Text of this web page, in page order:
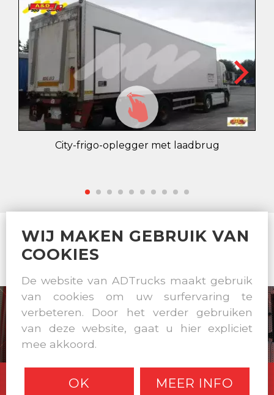
WIJ MAKEN GEBRUIK VAN
COOKIES
De website van ADTrucks maakt gebruik
van cookies om uw surfervaring te
verbeteren. Door het verder gebruiken
van deze website, gaat u hier expliciet
mee akkoord.
OK MEER INFO
City-frigo-oplegger met laadbrug
ALL TRAILER CONSTRUCTIONS OCCURS IN OWN